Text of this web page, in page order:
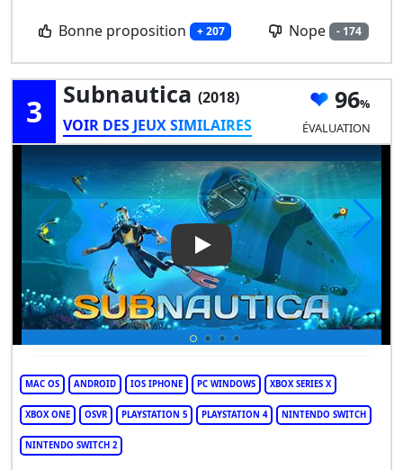
Bonne proposition + 207 Nope - 174
3 Subnautica (2018)
VOIR DES JEUX SIMILAIRES
96
ÉVALUATION
Play Video: Subnautica
MAC OS ANDROID IOS IPHONE PC WINDOWS XBOX SERIES X
XBOX ONE OSVR PLAYSTATION 5 PLAYSTATION 4 NINTENDO SWITCH
NINTENDO SWITCH 2